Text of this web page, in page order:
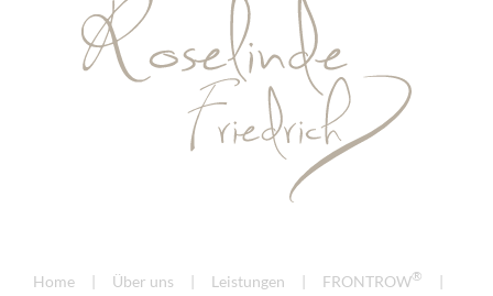
Home Über uns Leistungen FRONTROW®